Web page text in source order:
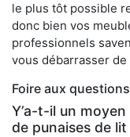
le plus tôt possible
donc bien vos
professionnels
vous débarrasser
Foire aux questions
Y’a-t-il un
de punaises de